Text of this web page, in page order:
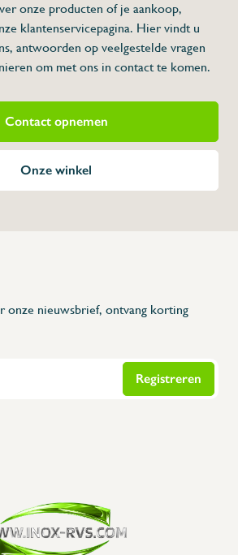
Inox | Karperstraat 6, 8400 Oostende | België | BNP Paribas Fortis:
onze producten of je aankoop,
klantenservicepagina. Hier vindt u
antwoorden op veelgestelde vragen
om met ons in contact te komen.
Contact opnemen
Onze winkel
onze nieuwsbrief, ontvang korting
Registreren